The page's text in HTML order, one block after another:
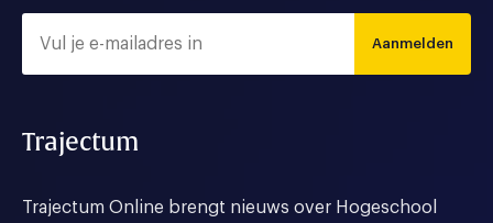
Aanmelden
Trajectum
Trajectum Online brengt nieuws over Hogeschool